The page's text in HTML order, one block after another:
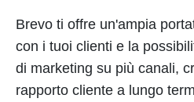
Brevo ti offre un'ampia
con i tuoi clienti e la
di marketing su più canali,
rapporto cliente a lungo